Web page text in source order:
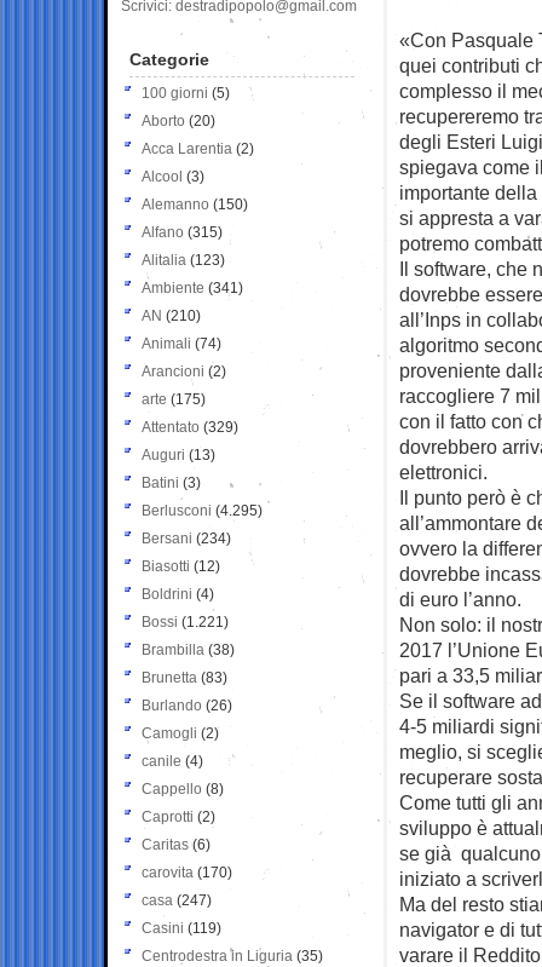
«Con Pasquale
quei contributi
complesso il
recupereremo
degli Esteri
spiegava come
importante
si appresta a
potremo
Il software, che
dovrebbe
all’Inps in
algoritmo
proveniente
raccogliere 7
con il fatto con
dovrebbero
elettronici.
Il punto però è
all’ammontare
ovvero la
dovrebbe
di euro l’anno.
Non solo: il
2017 l’Unione
pari a 33,5
Se il software
4-5 miliardi
meglio, si
recuperare
Come tutti gli
sviluppo è
se già qualcuno
iniziato a
Ma del resto
navigator e di
varare il
Scrivici: destradipopolo@gmail.com
Categorie
100 giorni (5)
Aborto (20)
Acca Larentia (2)
Alcool (3)
Alemanno (150)
Alfano (315)
Alitalia (123)
Ambiente (341)
AN (210)
Animali (74)
Arancioni (2)
arte (175)
Attentato (329)
Auguri (13)
Batini (3)
Berlusconi (4.295)
Bersani (234)
Biasotti (12)
Boldrini (4)
Bossi (1.221)
Brambilla (38)
Brunetta (83)
Burlando (26)
Camogli (2)
canile (4)
Cappello (8)
Caprotti (2)
Caritas (6)
carovita (170)
casa (247)
Casini (119)
Centrodestra in Liguria (35)